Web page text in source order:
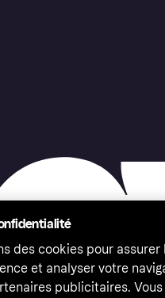
des cookies pour
et analyser votre
publicitaires.